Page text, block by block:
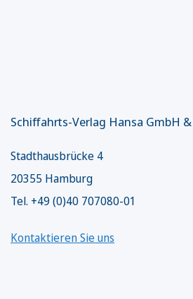
Schiffahrts-Verlag Hansa GmbH &
Stadthausbrücke 4
20355 Hamburg
Tel. +49 (0)40 707080-01
Kontaktieren Sie uns